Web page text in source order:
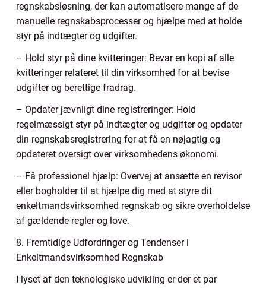
regnskabsløsning, der kan automatisere mange af de
manuelle regnskabsprocesser og hjælpe med at holde
styr på indtægter og udgifter.
– Hold styr på dine kvitteringer: Bevar en kopi af alle
kvitteringer relateret til din virksomhed for at bevise
udgifter og berettige fradrag.
– Opdater jævnligt dine registreringer: Hold
regelmæssigt styr på indtægter og udgifter og opdater
din regnskabsregistrering for at få en nøjagtig og
opdateret oversigt over virksomhedens økonomi.
– Få professionel hjælp: Overvej at ansætte en revisor
eller bogholder til at hjælpe dig med at styre dit
enkeltmandsvirksomhed regnskab og sikre overholdelse
af gældende regler og love.
8. Fremtidige Udfordringer og Tendenser i
Enkeltmandsvirksomhed Regnskab
I lyset af den teknologiske udvikling er der et par